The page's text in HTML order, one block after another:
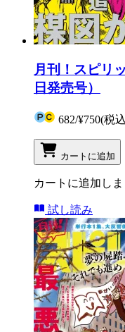
月刊！スピリ
日発売号）
682/¥750(税
カートに追加
カートに追加しま
試し読み